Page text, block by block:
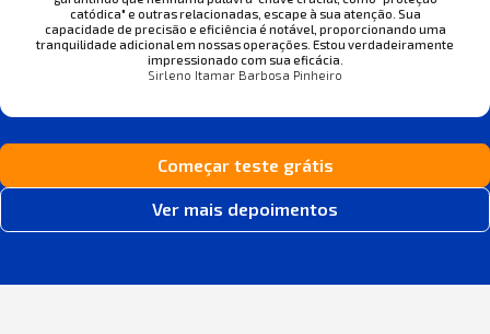
catódica" e outras relacionadas, escape à sua atenção. Sua
capacidade de precisão e eficiência é notável, proporcionando uma
tranquilidade adicional em nossas operações. Estou verdadeiramente
impressionado com sua eficácia.
Sirleno Itamar Barbosa Pinheiro
Começar teste grátis
Ver mais depoimentos